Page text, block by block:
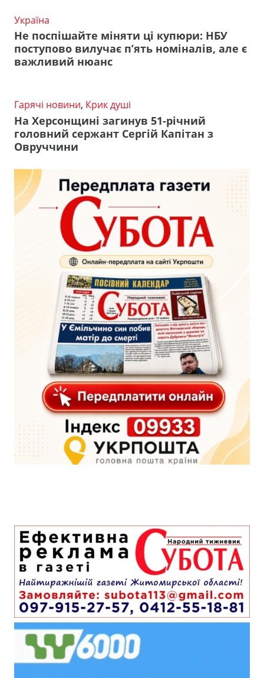
Україна
Не поспішайте міняти ці купюри: НБУ
поступово вилучає п’ять номіналів, але є
важливий нюанс
Гарячі новини, Крик душі
На Херсонщині загинув 51-річний
головний сержант Сергій Капітан з
Овруччини